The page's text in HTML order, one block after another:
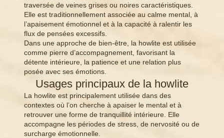
traversée de veines grises ou noires caractéristiques.
Elle est traditionnellement associée au calme mental, à
l’apaisement émotionnel et à la capacité à ralentir les
flux de pensées excessifs.
Dans une approche de bien-être, la howlite est utilisée
comme pierre d’accompagnement, favorisant la
détente intérieure, la patience et une relation plus
posée avec ses émotions.
Usages principaux de la howlite
La howlite est principalement utilisée dans des
contextes où l’on cherche à apaiser le mental et à
retrouver une forme de tranquillité intérieure. Elle
accompagne les périodes de stress, de nervosité ou de
surcharge émotionnelle.